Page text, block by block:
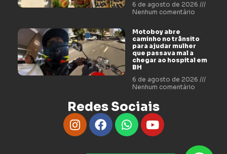
6 de agosto de 2026
Nenhum comentário
Motoboy abre
caminho no trânsito
para ajudar mulher
que passava mal a
chegar ao hospital em
BH
6 de agosto de 2026
Nenhum comentário
Redes Sociais